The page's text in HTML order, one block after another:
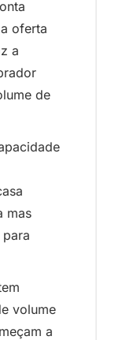
oferta
a
de
mas
volume
a